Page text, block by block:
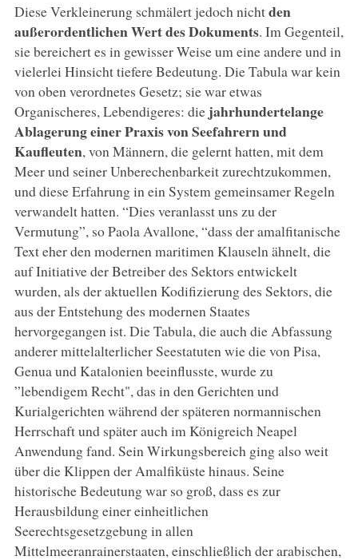
Diese Verkleinerung schmälert jedoch nichtden
außerordentlichen Wert des Dokuments. Im Gegenteil,
sie bereichert es in gewisser Weise um eine andere und in
vielerlei Hinsicht tiefere Bedeutung. Die Tabula war kein
von oben verordnetes Gesetz; sie war etwas
Organischeres, Lebendigeres: die jahrhundertelange
Ablagerung einer Praxis von Seefahrern und
Kaufleuten, von Männern, die gelernt hatten, mit dem
Meer und seiner Unberechenbarkeit zurechtzukommen,
und diese Erfahrung in ein System gemeinsamer Regeln
verwandelt hatten. “Dies veranlasst uns zu der
Vermutung”, so Paola Avallone, “dass der amalfitanische
Text eher den modernen maritimen Klauseln ähnelt, die
auf Initiative der Betreiber des Sektors entwickelt
wurden, als der aktuellen Kodifizierung des Sektors, die
aus der Entstehung des modernen Staates
hervorgegangen ist. Die Tabula, die auch die Abfassung
anderer mittelalterlicher Seestatuten wie die von Pisa,
Genua und Katalonien beeinflusste, wurde zu
”lebendigem Recht", das in den Gerichten und
Kurialgerichten während der späteren normannischen
Herrschaft und später auch im Königreich Neapel
Anwendung fand. Sein Wirkungsbereich ging also weit
über die Klippen der Amalfiküste hinaus. Seine
historische Bedeutung war so groß, dass es zur
Herausbildung einer einheitlichen
Seerechtsgesetzgebung in allen
Mittelmeeranrainerstaaten, einschließlich der arabischen,